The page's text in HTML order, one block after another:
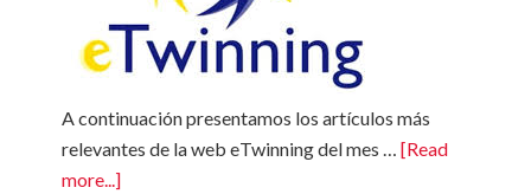
A continuación presentamos los artículos más
relevantes de la web eTwinning del mes …[Read
more...]